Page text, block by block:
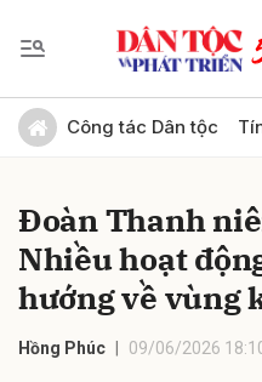
Công tác Dân tộc
Đoàn Thanh
Nhiều hoạt
hướng về vùng
Hồng Phúc 09/06/2026
Gửi bình luận